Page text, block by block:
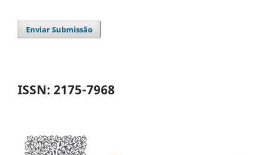
Enviar Submissão
ISSN: 2175-7968